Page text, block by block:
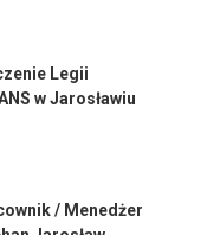
Legii
w Jarosławiu
/ Menedżer